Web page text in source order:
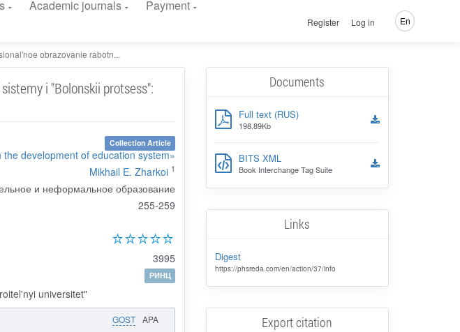
Academic journals
Payment
Register Log in En
obrazovanie rabotn...
i "Bolonskii protsess":
Collection Article
development of education system»
Mikhail E. Zharkoi 1
и неформальное образование
255-259
3995
РИНЦ
universitet"
GOST APA
Documents
Full text (RUS)
198.89Kb
BITS XML
Book Interchange Tag Suite
Links
Digest
https://phsreda.com/en/action/37/info
Export citation